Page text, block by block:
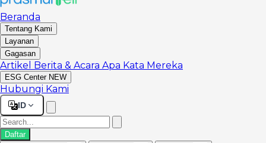
Beranda
Tentang Kami
Layanan
Gagasan
Artikel Berita & Acara Apa Kata Mereka
ESG Center NEW
Hubungi Kami
ID
Daftar